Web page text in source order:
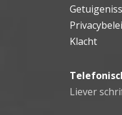
Klacht
Liever